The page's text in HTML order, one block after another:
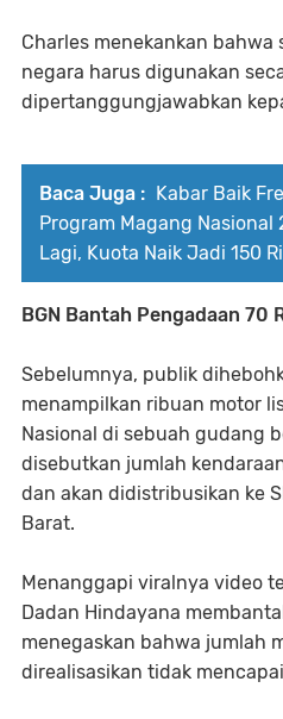
Charles menekankan
negara harus digunakan
dipertanggungjawabkan
Baca Juga : Kabar Baik
Program Magang Nasional
Lagi, Kuota Naik Jadi 150
BGN Bantah Pengadaan 70
Sebelumnya, publik
menampilkan ribuan motor
Nasional di sebuah gudang
disebutkan jumlah
dan akan didistribusikan ke
Barat.
Menanggapi viralnya video
Dadan Hindayana
menegaskan bahwa jumlah
direalisasikan tidak